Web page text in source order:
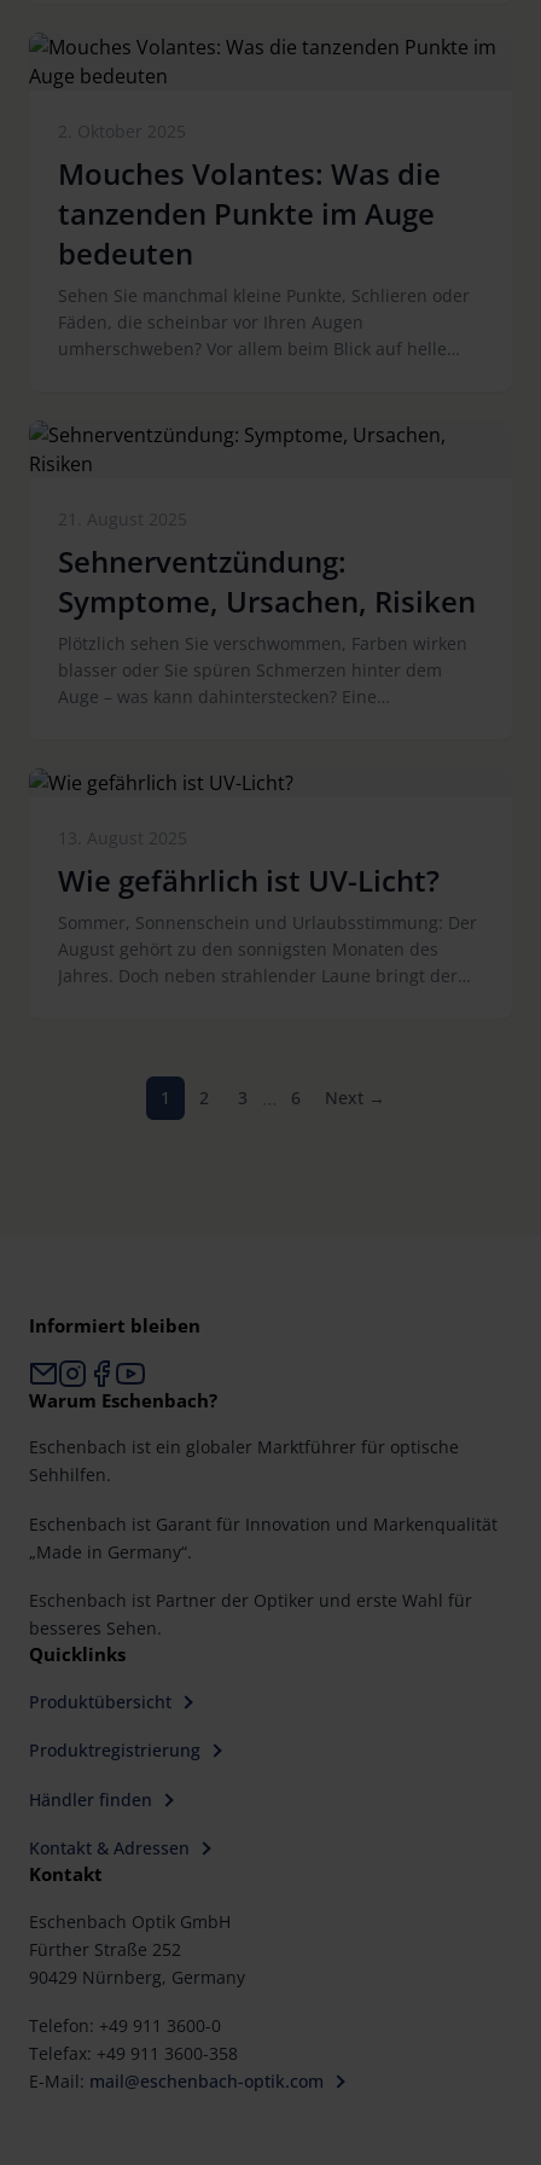
stimmungsvolles Licht in Ihrem Zuhause sorgen
können. Außerdem stellen wir Ihnen elumentis®
LED vor: eine Tischleuchte, die funktionales
Arbeitslicht und sanfte Wohlfühlstimmung vereint.
2. Oktober 2025
Mouches Volantes: Was die
tanzenden Punkte im Auge
bedeuten
Sehen Sie manchmal kleine Punkte, Schlieren oder
Fäden, die scheinbar vor Ihren Augen
umherschweben? Vor allem beim Blick auf helle
beweglichen Schatten nennt man Mouches
Volantes, was übersetzt so viel wie „fliegende
was es damit auf sich hat, welche Symptome und
sich an einen Augenarzt wenden sollten.
21. August 2025
Sehnerventzündung:
Symptome, Ursachen, Risiken
Plötzlich sehen Sie verschwommen, Farben wirken
blasser oder Sie spüren Schmerzen hinter dem
Auge – was kann dahinterstecken? Eine
was genau passiert dabei im Auge, und wann
erhalten Sie alle wichtigen Informationen rund um
13. August 2025
Wie gefährlich ist UV-Licht?
Sommer, Sonnenschein und Urlaubsstimmung: Der
August gehört zu den sonnigsten Monaten des
Jahres. Doch neben strahlender Laune bringt der
– ideal für entspannte Ausflüge, erholsame
Strandtage oder kleine Sommerwanderungen.
1 2 3 6 Next →
Informiert bleiben
Warum Eschenbach?
Eschenbach ist ein globaler Marktführer für optische
Sehhilfen.
Eschenbach ist Garant für Innovation und Markenqualität
„Made in Germany“.
Eschenbach ist Partner der Optiker und erste Wahl für
besseres Sehen.
Quicklinks
Produktübersicht
Produktregistrierung
Händler finden
Kontakt & Adressen
Kontakt
Eschenbach Optik GmbH
Fürther Straße 252
90429 Nürnberg, Germany
Telefon: +49 911 3600-0
Telefax: +49 911 3600-358
E-Mail: mail@eschenbach-optik.com